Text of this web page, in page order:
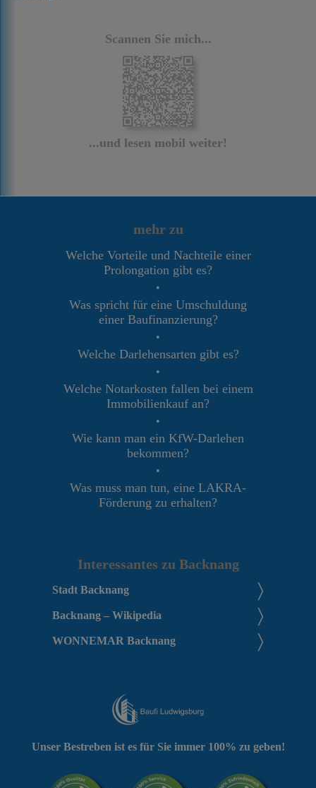
Scannen Sie mich...
...und lesen mobil weiter!
mehr zu
Welche Vorteile und Nachteile einer
Prolongation gibt es?
•
Was spricht für eine Umschuldung
einer Baufinanzierung?
•
Welche Darlehensarten gibt es?
•
Welche Notarkosten fallen bei einem
Immobilienkauf an?
•
Wie kann man ein KfW-Darlehen
bekommen?
•
Was muss man tun, eine LAKRA-
Förderung zu erhalten?
Interessantes zu Backnang
Stadt Backnang
Backnang – Wikipedia
WONNEMAR Backnang
Unser Bestreben ist es für Sie immer 100% zu geben!